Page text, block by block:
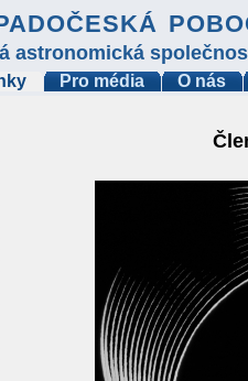
astronomická
Pro média O nás